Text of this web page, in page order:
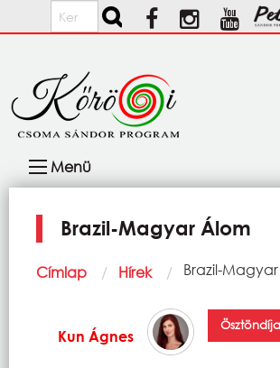
Ugrás a tartalomra
Keresés
navigáció
Menü
Brazil-Magyar Álom
Morzsa
Címlap Hírek Current:
Brazil-
Kun Ágnes